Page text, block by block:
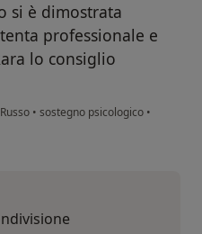
si è dimostrata
professionale e
lo consiglio
• sostegno psicologico •